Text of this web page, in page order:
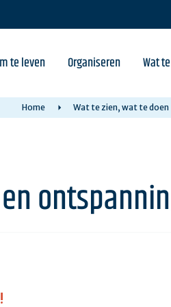
te leven Organiseren Wat
Home Wat te zien, wat te doen